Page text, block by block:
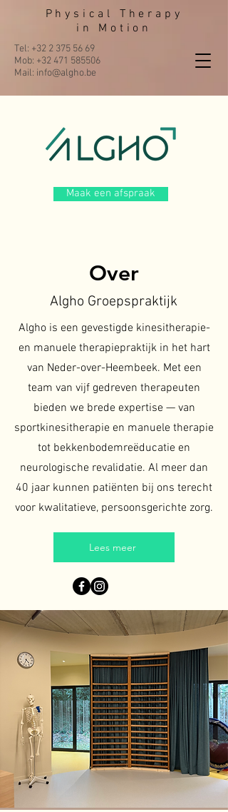
Tel: +32 2 375 56 69
Mob: +32 471 585506
Mail: info@algho.be
Physical Therapy
in Motion
Maak een afspraak
Over
Algho Groepspraktijk
Algho is een gevestigde kinesitherapie-
en manuele therapiepraktijk in het hart
van Neder-over-Heembeek. Met een
team van vijf gedreven therapeuten
bieden we brede expertise — van
sportkinesitherapie en manuele therapie
tot bekkenbodemreëducatie en
neurologische revalidatie. Al meer dan
40 jaar kunnen patiënten bij ons terecht
voor kwalitatieve, persoonsgerichte zorg.
Lees meer